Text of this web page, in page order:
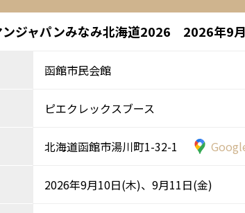
ンジャパンみなみ北海道2026 2026年9
函館市民会館
ピエクレックスブース
北海道函館市湯川町1-32-1
2026年9月10日(木)、9月11日(金)